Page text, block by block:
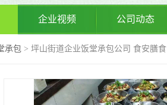
企业视频 公司动态
承包 > 坪山街道企业饭堂承包公司 食安膳食